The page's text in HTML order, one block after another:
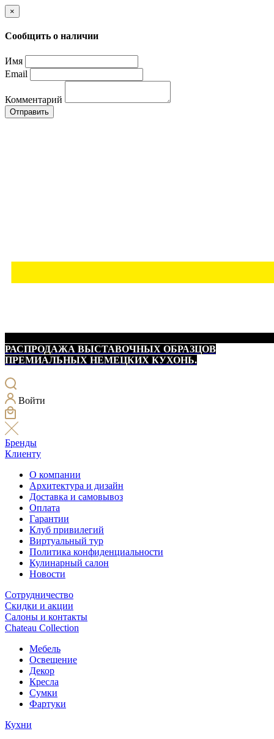
×
Сообщить о наличии
Имя
Email
Комментарий
Отправить
РАСПРОДАЖА ВЫСТАВОЧНЫХ ОБРАЗЦОВ
ПРЕМИАЛЬНЫХ НЕМЕЦКИХ КУХОНЬ.
Войти
Бренды
Клиенту
О компании
Архитектура и дизайн
Доставка и самовывоз
Оплата
Гарантии
Клуб привилегий
Виртуальный тур
Политика конфиденциальности
Кулинарный салон
Новости
Сотрудничество
Скидки и акции
Салоны и контакты
Chateau Collection
Мебель
Освещение
Декор
Кресла
Сумки
Фартуки
Кухни